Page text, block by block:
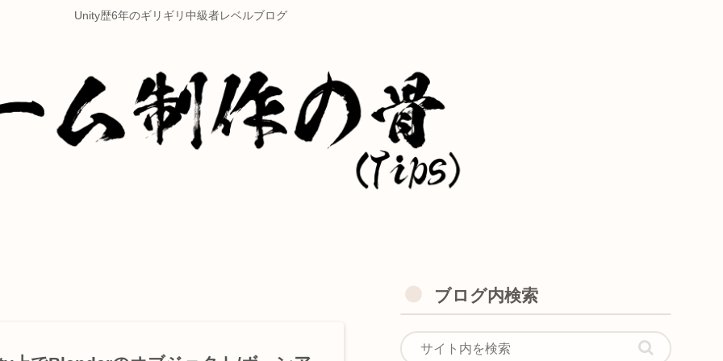
Unity歴6年のギリギリ中級者レベルブログ
ブログ内検索